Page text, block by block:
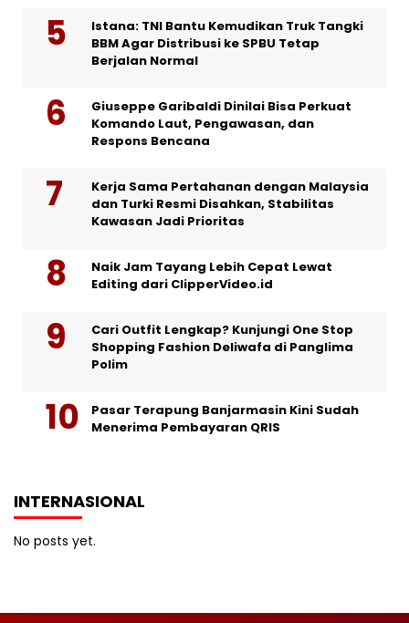
Istana: TNI Bantu Kemudikan Truk Tangki
BBM Agar Distribusi ke SPBU Tetap
Berjalan Normal
Giuseppe Garibaldi Dinilai Bisa Perkuat
Komando Laut, Pengawasan, dan
Respons Bencana
Kerja Sama Pertahanan dengan Malaysia
dan Turki Resmi Disahkan, Stabilitas
Kawasan Jadi Prioritas
Naik Jam Tayang Lebih Cepat Lewat
Editing dari ClipperVideo.id
Cari Outfit Lengkap? Kunjungi One Stop
Shopping Fashion Deliwafa di Panglima
Polim
Pasar Terapung Banjarmasin Kini Sudah
Menerima Pembayaran QRIS
INTERNASIONAL
No posts yet.